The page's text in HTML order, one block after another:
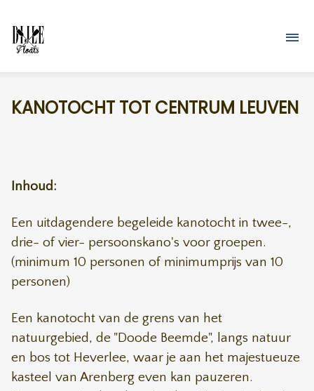
KANOTOCHT TOT CENTRUM LEUVEN
Inhoud:
Een uitdagendere begeleide kanotocht in twee-,
drie- of vier- persoonskano's voor groepen.
(minimum 10 personen of minimumprijs van 10
personen)
Een kanotocht van de grens van het
natuurgebied, de "Doode Beemde", langs natuur
en bos tot Heverlee, waar je aan het majestueuze
kasteel van Arenberg even kan pauzeren.